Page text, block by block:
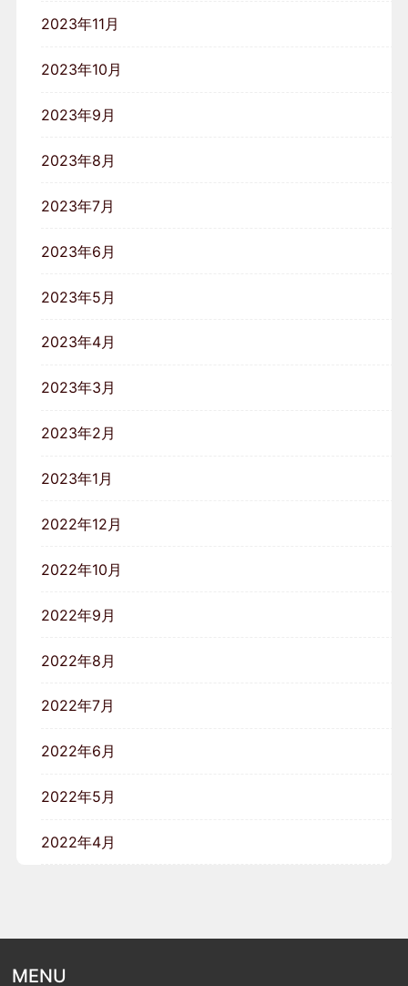
2023年11月
2023年10月
2023年9月
2023年8月
2023年7月
2023年6月
2023年5月
2023年4月
2023年3月
2023年2月
2023年1月
2022年12月
2022年10月
2022年9月
2022年8月
2022年7月
2022年6月
2022年5月
2022年4月
MENU